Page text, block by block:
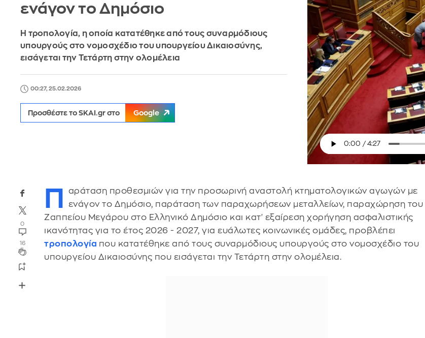
ενάγον το Δημόσιο
Η τροπολογία, η οποία κατατέθηκε από τους συναρμόδιους
υπουργούς στο νομοσχέδιο του υπουργείου Δικαιοσύνης,
εισάγεται την Τετάρτη στην ολομέλεια
00:27, 25.02.2026
Προσθέστε το SKAI.gr στο Google
0
16
Π
αράταση προθεσμιών για την προσωρινή αναστολή κτηματολογικών αγωγών με
ενάγον το Δημόσιο, παράταση των παραχωρήσεων μεταλλείων, παραχώρηση του
Ζαππείου Μεγάρου στο Ελληνικό Δημόσιο και κατ' εξαίρεση χορήγηση ασφαλιστικής
ικανότητας για το έτος 2026 - 2027, για ευάλωτες κοινωνικές ομάδες, προβλέπει
τροπολογία που κατατέθηκε από τους συναρμόδιους υπουργούς στο νομοσχέδιο του
υπουργείου Δικαιοσύνης που εισάγεται την Τετάρτη στην ολομέλεια.